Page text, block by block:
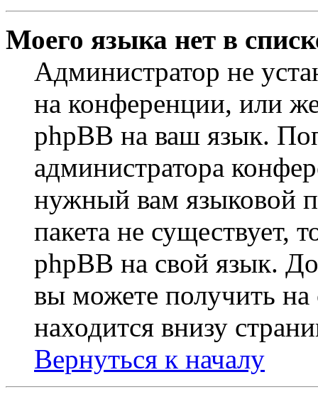
Моего языка нет в
Администратор не
на конференции, или
phpBB на ваш язык.
администратора
нужный вам языковой
пакета не существует,
phpBB на свой язык.
вы можете получить на
находится внизу
Вернуться к началу